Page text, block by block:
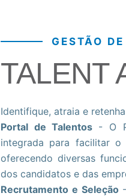
GESTÃO
TALENT
Identifique, atraia e
Portal de Talentos - O
integrada para facilitar o
oferecendo diversas
dos candidatos e das
Recrutamento e Seleção